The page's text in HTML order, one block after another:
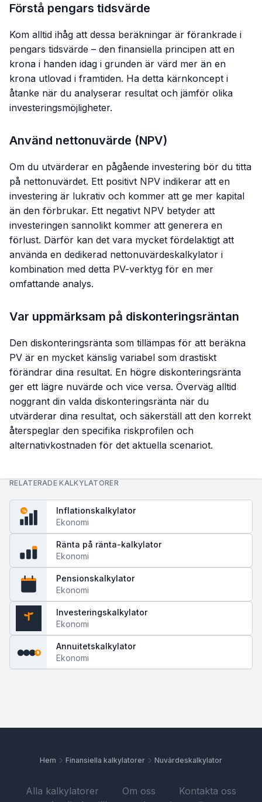
Förstå pengars tidsvärde
Kom alltid ihåg att dessa beräkningar är förankrade i
pengars tidsvärde – den finansiella principen att en
krona i handen idag i grunden är värd mer än en
krona utlovad i framtiden. Ha detta kärnkoncept i
åtanke när du analyserar resultat och jämför olika
investeringsmöjligheter.
Använd nettonuvärde (NPV)
Om du utvärderar en pågående investering bör du titta
på nettonuvärdet. Ett positivt NPV indikerar att en
investering är lukrativ och kommer att ge mer kapital
än den förbrukar. Ett negativt NPV betyder att
investeringen sannolikt kommer att generera en
förlust. Därför kan det vara mycket fördelaktigt att
använda en dedikerad nettonuvärdeskalkylator i
kombination med detta PV-verktyg för en mer
omfattande analys.
Var uppmärksam på diskonteringsräntan
Den diskonteringsränta som tillämpas för att beräkna
PV är en mycket känslig variabel som drastiskt
förändrar dina resultat. En högre diskonteringsränta
ger ett lägre nuvärde och vice versa. Överväg alltid
noggrant din valda diskonteringsränta när du
utvärderar dina resultat, och säkerställ att den korrekt
återspeglar den specifika riskprofilen och
alternativkostnaden för det aktuella scenariot.
RELATERADE KALKYLATORER
%
Inflationskalkylator
Ekonomi
Ränta på ränta-kalkylator
Ekonomi
Pensionskalkylator
Ekonomi
Investeringskalkylator
Ekonomi
$
Annuitetskalkylator
Ekonomi
Hem Finansiella kalkylatorer Nuvärdeskalkylator
Alla kalkylatorer Om oss
Kontakta oss